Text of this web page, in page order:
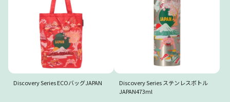
Discovery Series ECOバッグJAPAN
Discovery Series ステンレスボトル
JAPAN473ml